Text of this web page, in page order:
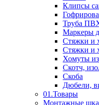
Клипсы
Труба
Маркеры
Стяжки и
Стяжки и
Хомуты
Скотч,
Скоба
Дюбели,
01.Товары
Монтажные